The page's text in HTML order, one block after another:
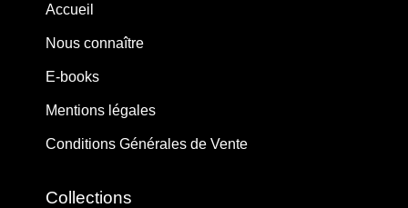
Accueil
Nous connaître
E-books
Mentions légales
Conditions Générales de Vente
Collections